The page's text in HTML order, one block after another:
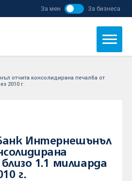
За мен За бизнеса
отчита консолидирана печалба от
2010 г.
Интернешънъл
1.1 милиарда
г.